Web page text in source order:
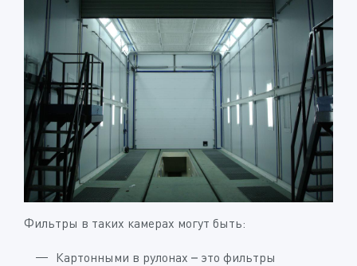
Фильтры в таких камерах могут быть:
Картонными в рулонах – это фильтры